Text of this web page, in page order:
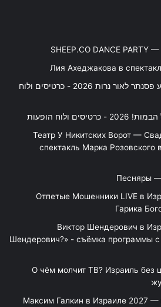
SHEEP.CO DANCE PARTY
Лия Ахеджакова в
משופן ועד AC/DC - מופע פסנתר לאור נרות 2026 - כרטיסים ולוח
ולוח הופעות
"Театр У Никитских Ворот —
спектакль Марка Розовского
Отпетые Мошенники LIVE в
Гарика
Виктор Шендерович в
Шендерович?» - съёмка программы
«О чём молчит ТВ? Израиль без
Максим Галкин в Израиле 2027 —